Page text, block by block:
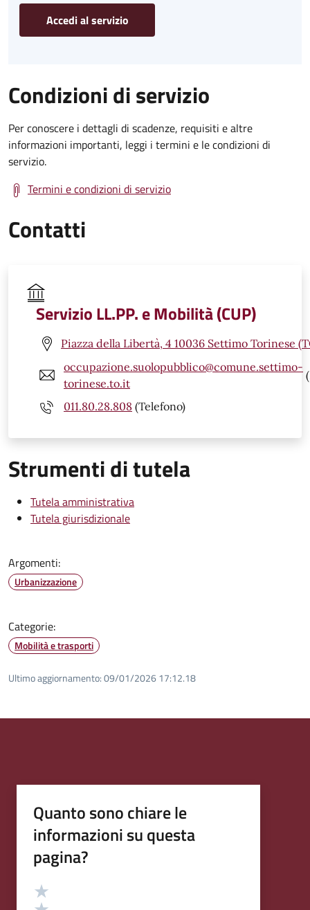
Accedi al servizio
Condizioni di servizio
Per conoscere i dettagli di scadenze, requisiti e altre
informazioni importanti, leggi i termini e le condizioni di
servizio.
Termini e condizioni di servizio
Contatti
Servizio LL.PP. e Mobilità (CUP)
Piazza della Libertà, 4 10036 Settimo Torinese
occupazione.suolopubblico@comune.settimo-
torinese.to.it
011.80.28.808 (Telefono)
Strumenti di tutela
Tutela amministrativa
Tutela giurisdizionale
Argomenti:
Urbanizzazione
Categorie:
Mobilità e trasporti
Ultimo aggiornamento:09/01/2026 17:12.18
Quanto sono chiare le
informazioni su questa
pagina?
Valutazione